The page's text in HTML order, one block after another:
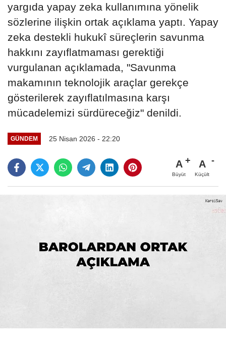
yargıda yapay zeka kullanımına yönelik
sözlerine ilişkin ortak açıklama yaptı. Yapay
zeka destekli hukukî süreçlerin savunma
hakkını zayıflatmaması gerektiği
vurgulanan açıklamada, "Savunma
makamının teknolojik araçlar gerekçe
gösterilerek zayıflatılmasına karşı
mücadelemizi sürdüreceğiz" denildi.
GÜNDEM 25 Nisan 2026 - 22:20
A
Büyüt
A
Küçült